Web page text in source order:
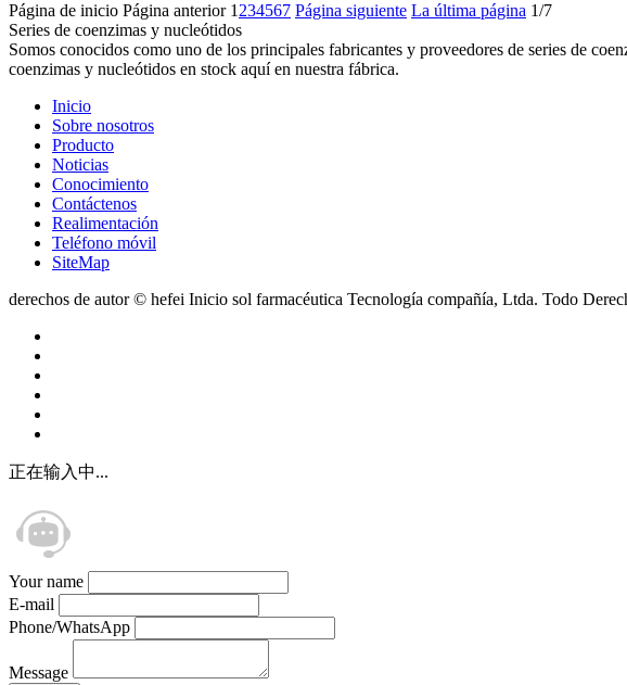
Página de inicio Página anterior 1 234567 Página siguiente La última página 1/7
Series de coenzimas y nucleótidos
Somos conocidos como uno de los principales fabricantes y proveedores de series de
coenzimas y nucleótidos en stock aquí en nuestra fábrica.
Inicio
Sobre nosotros
Producto
Noticias
Conocimiento
Contáctenos
Realimentación
Teléfono móvil
SiteMap
derechos de autor © hefei Inicio sol farmacéutica Tecnología compañía, Ltda. Todo
正在输入中...
Your name
E-mail
Phone/WhatsApp
Message